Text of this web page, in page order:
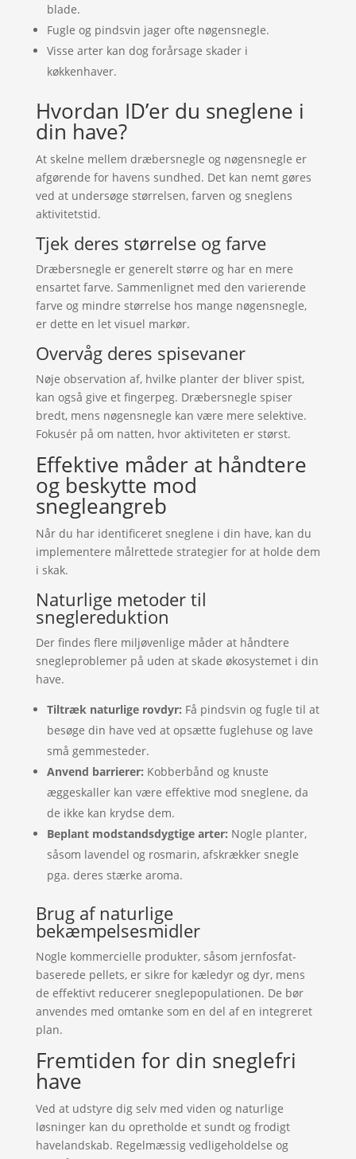
blade.
Fugle og pindsvin jager ofte nøgensnegle.
Visse arter kan dog forårsage skader i
køkkenhaver.
Hvordan ID’er du sneglene i
din have?
At skelne mellem dræbersnegle og nøgensnegle er
afgørende for havens sundhed. Det kan nemt gøres
ved at undersøge størrelsen, farven og sneglens
aktivitetstid.
Tjek deres størrelse og farve
Dræbersnegle er generelt større og har en mere
ensartet farve. Sammenlignet med den varierende
farve og mindre størrelse hos mange nøgensnegle,
er dette en let visuel markør.
Overvåg deres spisevaner
Nøje observation af, hvilke planter der bliver spist,
kan også give et fingerpeg. Dræbersnegle spiser
bredt, mens nøgensnegle kan være mere selektive.
Fokusér på om natten, hvor aktiviteten er størst.
Effektive måder at håndtere
og beskytte mod
snegleangreb
Når du har identificeret sneglene i din have, kan du
implementere målrettede strategier for at holde dem
i skak.
Naturlige metoder til
sneglereduktion
Der findes flere miljøvenlige måder at håndtere
snegleproblemer på uden at skade økosystemet i din
have.
Tiltræk naturlige rovdyr: Få pindsvin og fugle til at
besøge din have ved at opsætte fuglehuse og lave
små gemmesteder.
Anvend barrierer: Kobberbånd og knuste
æggeskaller kan være effektive mod sneglene, da
de ikke kan krydse dem.
Beplant modstandsdygtige arter: Nogle planter,
såsom lavendel og rosmarin, afskrækker snegle
pga. deres stærke aroma.
Brug af naturlige
bekæmpelsesmidler
Nogle kommercielle produkter, såsom jernfosfat-
baserede pellets, er sikre for kæledyr og dyr, mens
de effektivt reducerer sneglepopulationen. De bør
anvendes med omtanke som en del af en integreret
plan.
Fremtiden for din sneglefri
have
Ved at udstyre dig selv med viden og naturlige
løsninger kan du opretholde et sundt og frodigt
havelandskab. Regelmæssig vedligeholdelse og